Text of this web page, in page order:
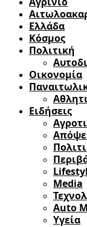
Ελλάδα
Κόσμος
Πολιτική
Οικονομία
Ειδήσεις
Media
Auto
Υγεία